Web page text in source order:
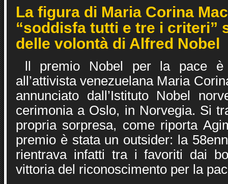
La figura di Maria Corina
“soddisfa tutti e tre i criteri”
delle volontà di Alfred Nobel
ll premio Nobel per la pace è
all’attivista venezuelana Maria
annunciato dall’Istituto Nobel
cerimonia a Oslo, in Norvegia. Si
propria sorpresa, come riporta
premio è stata un outsider: la
rientrava infatti tra i favoriti dai
vittoria del riconoscimento per la